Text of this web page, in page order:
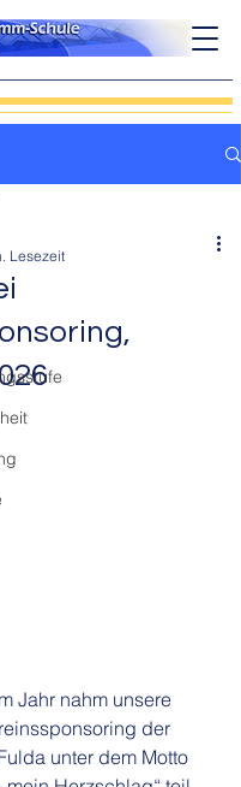
Lesezeit
Jahr nahm unsere
der
unter dem Motto